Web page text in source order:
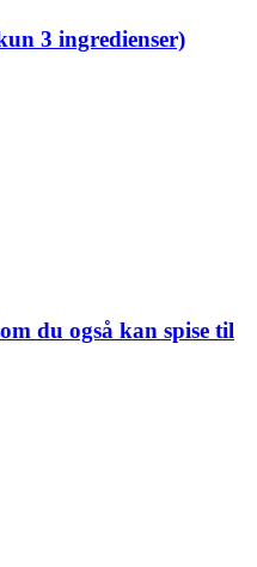
3 ingredienser)
du også kan spise til